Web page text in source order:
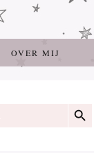
OVER MIJ